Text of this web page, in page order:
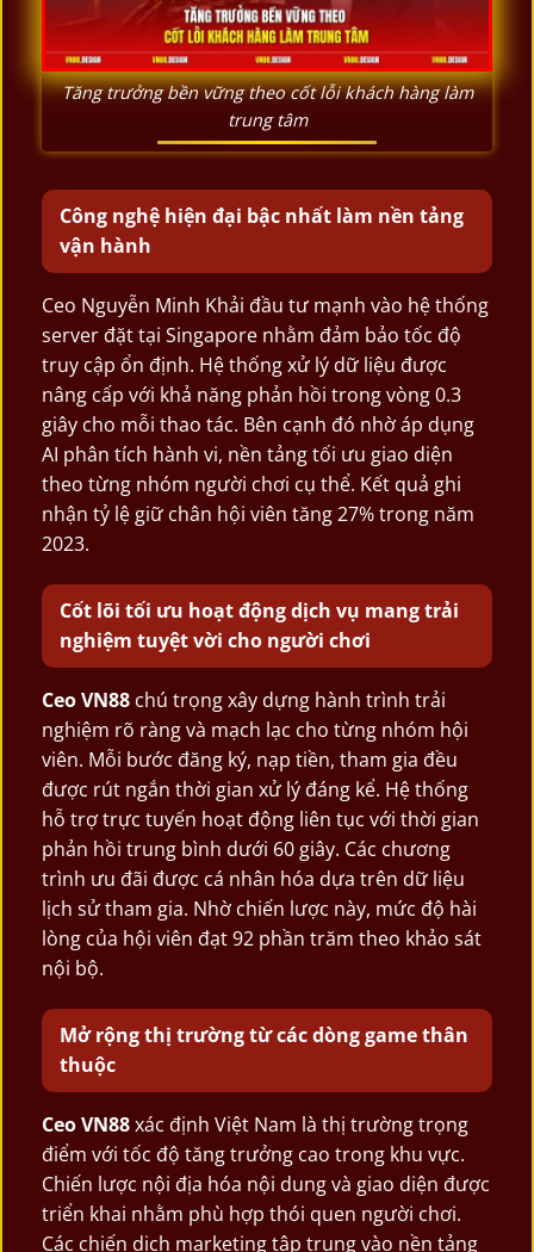
Tăng trưởng bền vững theo cốt lỗi khách hàng làm
trung tâm
Công nghệ hiện đại bậc nhất làm nền tảng
vận hành
Ceo Nguyễn Minh Khải đầu tư mạnh vào hệ thống
server đặt tại Singapore nhằm đảm bảo tốc độ
truy cập ổn định. Hệ thống xử lý dữ liệu được
nâng cấp với khả năng phản hồi trong vòng 0.3
giây cho mỗi thao tác. Bên cạnh đó nhờ áp dụng
AI phân tích hành vi, nền tảng tối ưu giao diện
theo từng nhóm người chơi cụ thể. Kết quả ghi
nhận tỷ lệ giữ chân hội viên tăng 27% trong năm
2023.
Cốt lõi tối ưu hoạt động dịch vụ mang trải
nghiệm tuyệt vời cho người chơi
Ceo VN88 chú trọng xây dựng hành trình trải
nghiệm rõ ràng và mạch lạc cho từng nhóm hội
viên. Mỗi bước đăng ký, nạp tiền, tham gia đều
được rút ngắn thời gian xử lý đáng kể. Hệ thống
hỗ trợ trực tuyến hoạt động liên tục với thời gian
phản hồi trung bình dưới 60 giây. Các chương
trình ưu đãi được cá nhân hóa dựa trên dữ liệu
lịch sử tham gia. Nhờ chiến lược này, mức độ hài
lòng của hội viên đạt 92 phần trăm theo khảo sát
nội bộ.
Mở rộng thị trường từ các dòng game thân
thuộc
Ceo VN88xác định Việt Nam là thị trường trọng
điểm với tốc độ tăng trưởng cao trong khu vực.
Chiến lược nội địa hóa nội dung và giao diện được
triển khai nhằm phù hợp thói quen người chơi.
Các chiến dịch marketing tập trung vào nền tảng